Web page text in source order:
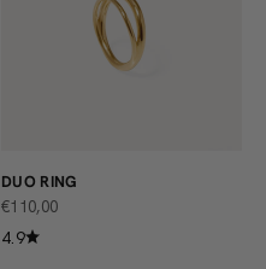
DUO RING
ANGEBOT
€110,00
4.9